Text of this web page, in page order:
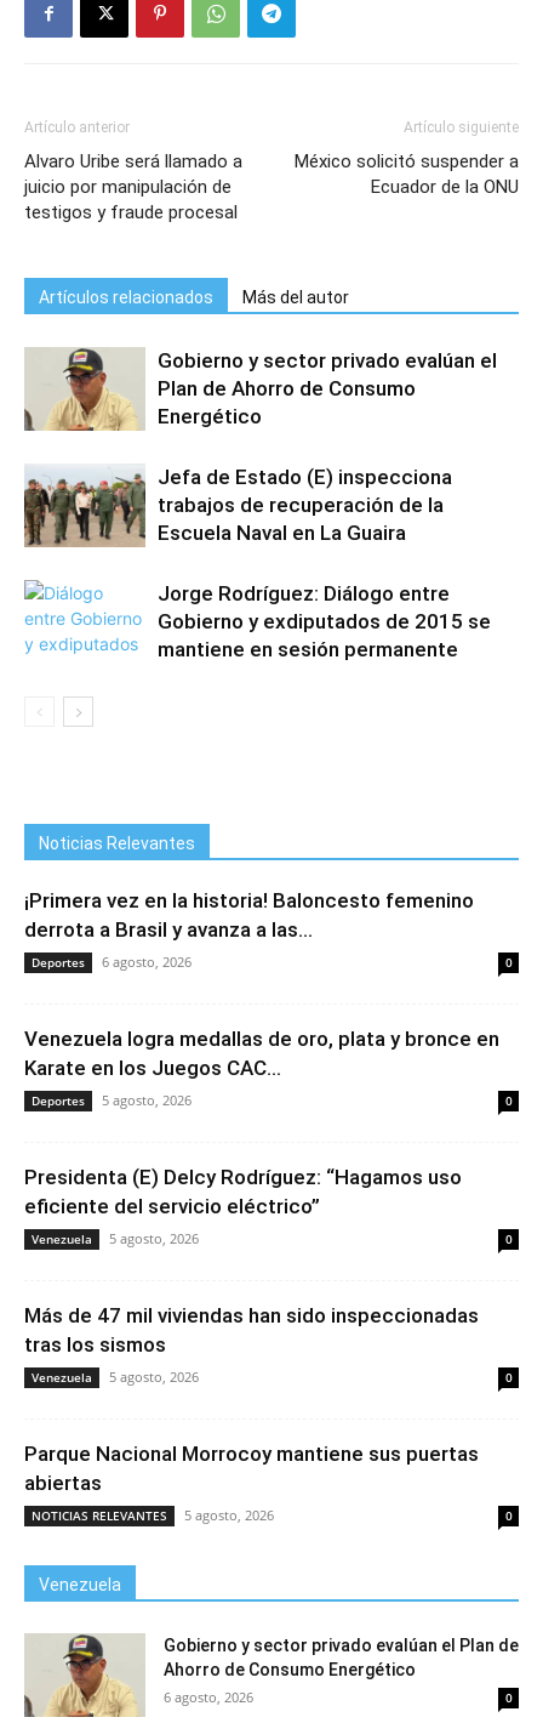
Artículo anterior
Alvaro Uribe será llamado a
juicio por manipulación de
testigos y fraude procesal
Artículo siguiente
México solicitó suspender a
Ecuador de la ONU
Artículos relacionados Más del autor
Gobierno y sector privado evalúan el
Plan de Ahorro de Consumo
Energético
Jefa de Estado (E) inspecciona
trabajos de recuperación de la
Escuela Naval en La Guaira
Jorge Rodríguez: Diálogo entre
Gobierno y exdiputados de 2015 se
mantiene en sesión permanente
Noticias Relevantes
¡Primera vez en la historia! Baloncesto femenino
derrota a Brasil y avanza a las...
Deportes 6 agosto, 2026 0
Venezuela logra medallas de oro, plata y bronce en
Karate en los Juegos CAC...
Deportes 5 agosto, 2026 0
Presidenta (E) Delcy Rodríguez: “Hagamos uso
eficiente del servicio eléctrico”
Venezuela 5 agosto, 2026 0
Más de 47 mil viviendas han sido inspeccionadas
tras los sismos
Venezuela 5 agosto, 2026 0
Parque Nacional Morrocoy mantiene sus puertas
abiertas
NOTICIAS RELEVANTES 5 agosto, 2026 0
Venezuela
Gobierno y sector privado evalúan el Plan de
Ahorro de Consumo Energético
6 agosto, 2026 0